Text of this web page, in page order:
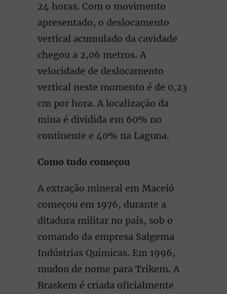
24 horas. Com o movimento
apresentado, o deslocamento
vertical acumulado da cavidade
chegou a 2,06 metros. A
velocidade de deslocamento
vertical neste momento é de 0,23
cm por hora. A localização da
mina é dividida em 60% no
continente e 40% na Laguna.
Como tudo começou
A extração mineral em Maceió
começou em 1976, durante a
ditadura militar no país, sob o
comando da empresa Salgema
Indústrias Químicas. Em 1996,
mudou de nome para Trikem. A
Braskem é criada oficialmente